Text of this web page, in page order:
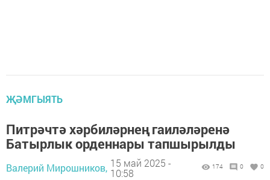
ҖӘМГЫЯТЬ
Питрәчтә хәрбиләрнең гаиләләренә
Батырлык орденнары тапшырылды
Валерий Мирошников, 15 май 2025 -
10:58
174 0 0